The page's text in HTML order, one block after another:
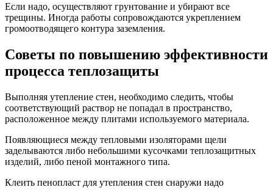
Если надо, осуществляют грунтование и убирают все
трещины. Иногда работы сопровождаются укреплением
громоотводящего контура заземления.
Советы по повышению эффективности
процесса теплозащиты
Выполняя утепление стен, необходимо следить, чтобы
соответствующий раствор не попадал в пространство,
расположенное между плитами используемого материала.
Появляющиеся между тепловыми изоляторами щели
заделываются либо небольшими кусочками теплозащитных
изделий, либо пеной монтажного типа.
Клеить пенопласт для утепления стен снаружи надо